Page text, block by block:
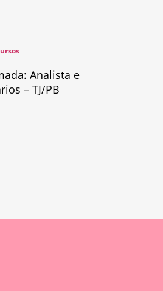
Analista e
– TJ/PB